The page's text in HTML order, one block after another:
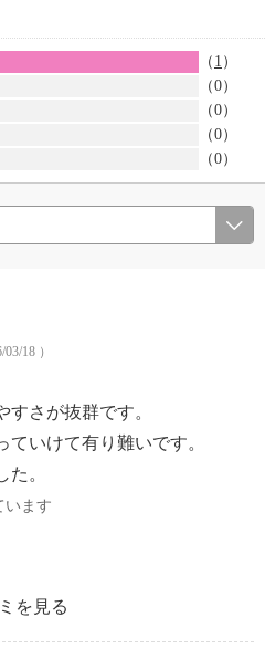
（ 1 ）
（0）
（0）
（0）
（0）
18 ）
さが抜群です。
いけて有り難いです。
。
います
を見る